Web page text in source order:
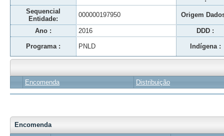
Sequencial
Entidade:
000000197950 Origem
Ano : 2016 DDD :
Programa : PNLD Indígena :
Encomenda Distribuição
Encomenda